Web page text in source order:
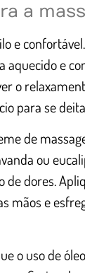
a
e
aquecido e
o
para se
de
ou
de dores.
mãos e
o uso de